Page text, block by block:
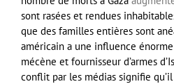
sont rasées et rendues
que des familles entières sont
américain a une influence
mécène et fournisseur d’armes
conflit par les médias signifie